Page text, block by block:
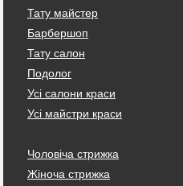
Тату майстер
Барбершоп
Тату салон
Подолог
Усі салони краси
Усі майстри краси
Чоловіча стрижка
Жіноча стрижка